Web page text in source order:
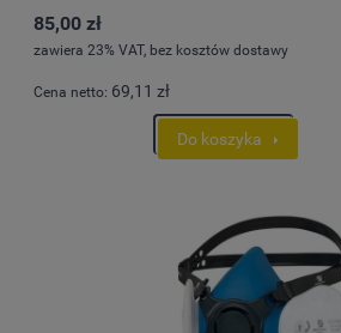
85,00 zł
zawiera 23% VAT, bez kosztów dostawy
Cena netto: 69,11 zł
Do koszyka